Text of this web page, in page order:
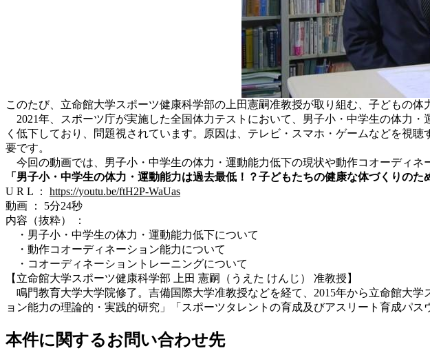
このたび、立命館大学スポーツ健康科学部の上田憲嗣准教授が取り組む、子どもの
2021年、スポーツ庁が実施した全国体力テストにおいて、男子小・中学生の体力
く低下しており、問題視されています。原因は、テレビ・スマホ・ゲームなどを視
要です。
今回の動画では、男子小・中学生の体力・運動能力低下の現状や動作コオーディ
「男子小・中学生の体力・運動能力は過去最低！？子どもたちの健康な体づくりのた
U R L ： https://youtu.be/ftH2P-WaUas
動画 ： 5分24秒
内容（抜粋） ：
・男子小・中学生の体力・運動能力低下について
・動作コオーディネーション能力について
・コオーディネーショントレーニングについて
【立命館大学スポーツ健康科学部 上田 憲嗣（うえた けんじ） 准教授】
鳴門教育大学大学院修了。吉備国際大学准教授などを経て、2015年から立命館大
ョン能力の理論的・実践的研究」「スポーツタレントの育成及びアスリート育成パス
本件に関するお問い合わせ先